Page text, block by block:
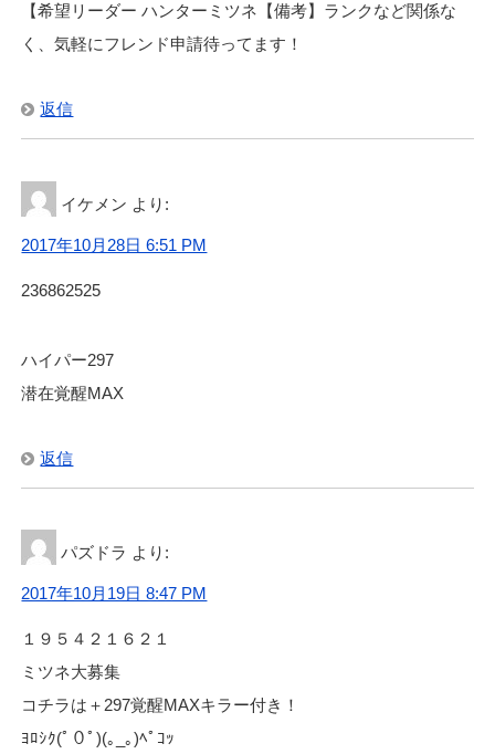
【希望リーダー ハンターミツネ【備考】ランクなど関係な
く、気軽にフレンド申請待ってます！
返信
イケメン より:
2017年10月28日 6:51 PM
236862525
ハイパー297
潜在覚醒MAX
返信
パズドラ より:
2017年10月19日 8:47 PM
１９５４２１６２１
ミツネ大募集
コチラは＋297覚醒MAXキラー付き！
ﾖﾛｼｸ(ﾟ０ﾟ)(｡_｡)ﾍﾟｺｯ